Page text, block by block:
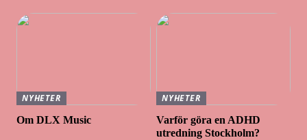
NYHETER
Om DLX Music
NYHETER
Varför göra en ADHD
utredning Stockholm?